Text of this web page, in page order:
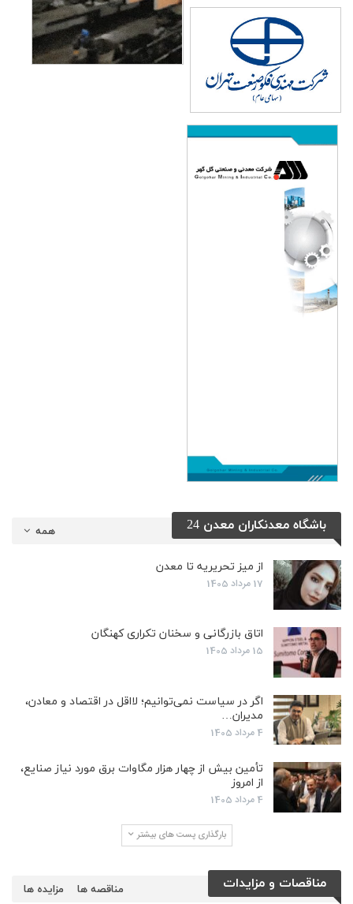
همه باشگاه معدنکاران معدن 24
از میز تحریریه تا معدن
17 مرداد 1405
اتاق بازرگانی و سخنان تکراری کهنگان
15 مرداد 1405
اگر در سیاست نمی‌توانیم؛ لااقل در اقتصاد و معادن،
مدیران…
4 مرداد 1405
تأمین بیش از چهار هزار مگاوات برق مورد نیاز صنایع،
از امروز
4 مرداد 1405
بارگذاری پست های بیشتر
مناقصات و مزایدات مزایده ها مناقصه ها